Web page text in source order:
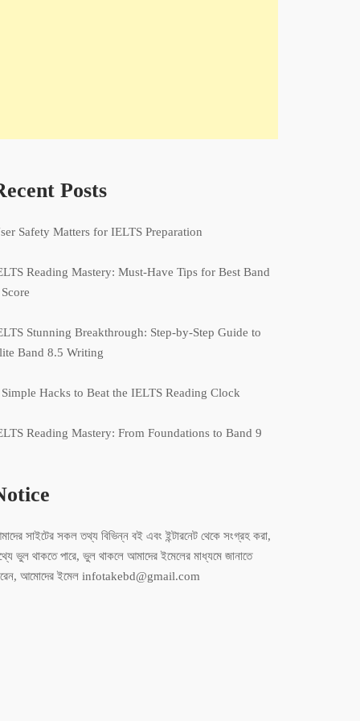
Posts
Safety Matters for IELTS Preparation
Reading Mastery: Must-Have Tips for Best Band
Stunning Breakthrough: Step-by-Step Guide to
Band 8.5 Writing
Hacks to Beat the IELTS Reading Clock
Reading Mastery: From Foundations to Band 9
সাইটের সকল তথ্য বিভিন্ন বই এবং ইন্টারনেট থেকে সংগ্রহ করা,
ভুল থাকতে পারে, ভুল থাকলে আমাদের ইমেলের মাধ্যমে জানাতে
আমোদের ইমেল infotakebd@gmail.com